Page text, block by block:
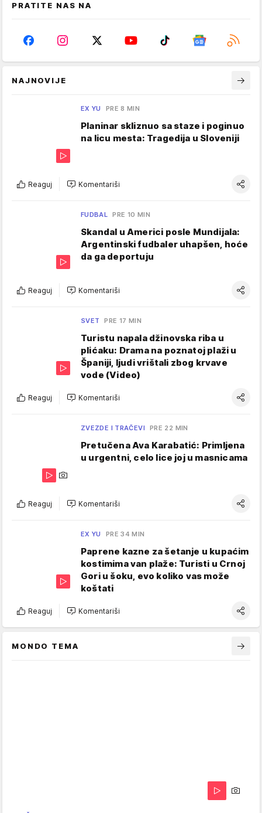
PRATITE NAS NA
NAJNOVIJE
EX YU PRE 8 MIN
Planinar skliznuo sa staze i poginuo
na licu mesta: Tragedija u Sloveniji
Reaguj Komentariši
FUDBAL PRE 10 MIN
Skandal u Americi posle Mundijala:
Argentinski fudbaler uhapšen, hoće
da ga deportuju
Reaguj Komentariši
SVET PRE 17 MIN
Turistu napala džinovska riba u
plićaku: Drama na poznatoj plaži u
Španiji, ljudi vrištali zbog krvave
vode (Video)
Reaguj Komentariši
ZVEZDE I TRAČEVI PRE 22 MIN
Pretučena Ava Karabatić: Primljena
u urgentni, celo lice joj u masnicama
Reaguj Komentariši
EX YU PRE 34 MIN
Paprene kazne za šetanje u kupaćim
kostimima van plaže: Turisti u Crnoj
Gori u šoku, evo koliko vas može
koštati
Reaguj Komentariši
MONDO TEMA